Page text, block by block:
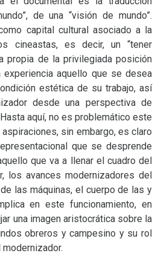
de una “visión de mundo”.
capital cultural asociado a la
cineastas, es decir, un “tener
propia de la privilegiada posición
aquello que se desea
estética de su trabajo, así
desde una perspectiva de
aquí, no es problemático este
sin embargo, es claro
que se desprende
que va a llenar el cuadro del
los avances modernizadores del
las máquinas, el cuerpo de las y
en este funcionamiento, en
una imagen aristocrática sobre la
obreros y campesino y su rol